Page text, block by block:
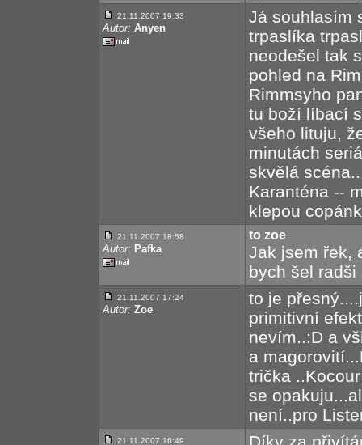
21.11.2007 19:33
Autor: Anyen
Já souhlasím
trpaslíka
neodešel tak
pohled na
Rimmsyho
tu boží líbací
všeho lituju,
minutách
skvělá
Karanténa --
klepou
21.11.2007 18:58
Autor: Pafka
to zoe
Jak jsem řek,
bych šel radši
21.11.2007 17:24
Autor: Zoe
to je
primitivní
nevím..:D a
a
trička
se
není..pro
21.11.2007 16:49